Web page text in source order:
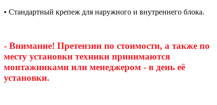
• Стандартный крепеж для наружного и внутреннего блока.
- Внимание! Претензии по стоимости, а также по
месту установки техники принимаются
монтажниками или менеджером - в день её
установки.